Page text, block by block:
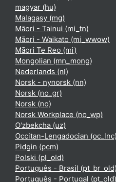
magyar ‎(hu)‎
Malagasy ‎(mg)‎
Māori - Tainui ‎(mi_tn)‎
Māori - Waikato ‎(mi_wwow)‎
Māori Te Reo ‎(mi)‎
Mongolian ‎(mn_mong)‎
Nederlands ‎(nl)‎
Norsk - nynorsk ‎(nn)‎
Norsk ‎(no_gr)‎
Norsk ‎(no)‎
Norsk Workplace ‎(no_wp)‎
O'zbekcha ‎(uz)‎
Occitan-Lengadocian ‎(oc_lnc)‎
Pidgin ‎(pcm)‎
Polski ‎(pl_old)‎
Português - Brasil ‎(pt_br_old)‎
Português - Portugal ‎(pt_old)‎